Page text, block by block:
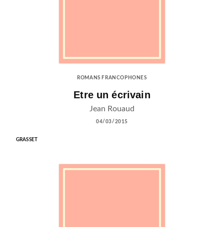
ROMANS FRANCOPHONES
Etre un écrivain
Jean Rouaud
04/03/2015
GRASSET